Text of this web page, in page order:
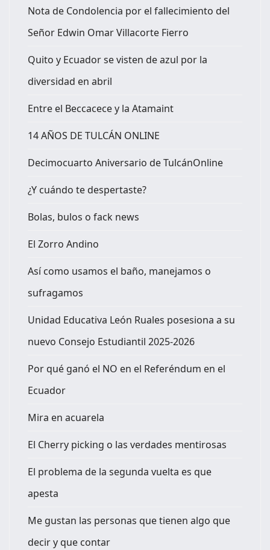
Nota de Condolencia por el fallecimiento del
Señor Edwin Omar Villacorte Fierro
Quito y Ecuador se visten de azul por la
diversidad en abril
Entre el Beccacece y la Atamaint
14 AÑOS DE TULCÁN ONLINE
Decimocuarto Aniversario de TulcánOnline
¿Y cuándo te despertaste?
Bolas, bulos o fack news
El Zorro Andino
Así como usamos el baño, manejamos o
sufragamos
Unidad Educativa León Ruales posesiona a su
nuevo Consejo Estudiantil 2025-2026
Por qué ganó el NO en el Referéndum en el
Ecuador
Mira en acuarela
El Cherry picking o las verdades mentirosas
El problema de la segunda vuelta es que
apesta
Me gustan las personas que tienen algo que
decir y que contar